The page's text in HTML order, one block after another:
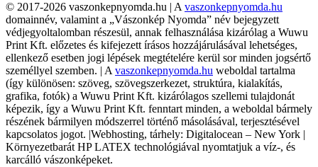
© 2017-2026 vaszonkepnyomda.hu | A vaszonkepnyomda.hu
domainnév, valamint a „Vászonkép Nyomda” név bejegyzett
védjegyoltalomban részesül, annak felhasználása kizárólag a Wuwu
Print Kft. előzetes és kifejezett írásos hozzájárulásával lehetséges,
ellenkező esetben jogi lépések megtételére kerül sor minden jogsértő
személlyel szemben. | A vaszonkepnyomda.hu weboldal tartalma
(így különösen: szöveg, szövegszerkezet, struktúra, kialakítás,
grafika, fotók) a Wuwu Print Kft. kizárólagos szellemi tulajdonát
képezik, így a Wuwu Print Kft. fenntart minden, a weboldal bármely
részének bármilyen módszerrel történő másolásával, terjesztésével
kapcsolatos jogot. |Webhosting, tárhely: Digitalocean – New York |
Környezetbarát HP LATEX technológiával nyomtatjuk a víz-, és
karcálló vászonképeket.